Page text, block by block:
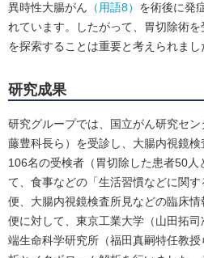
異時性大腸がん （用語8） を術後に発
れています。したがって、胃切除術
を探索することは重要と考えられまし
研究成果
研究グループでは、国立がん研究セ
藤豊科長ら）を受診し、大腸内視鏡
106名の受検者（胃切除した患者50人
て、食事などの「生活習慣などに関
便、大腸内視鏡検査所見などの臨床
便に対して、東京工業大学（山田拓
端生命科学研究所（福田真嗣特任教